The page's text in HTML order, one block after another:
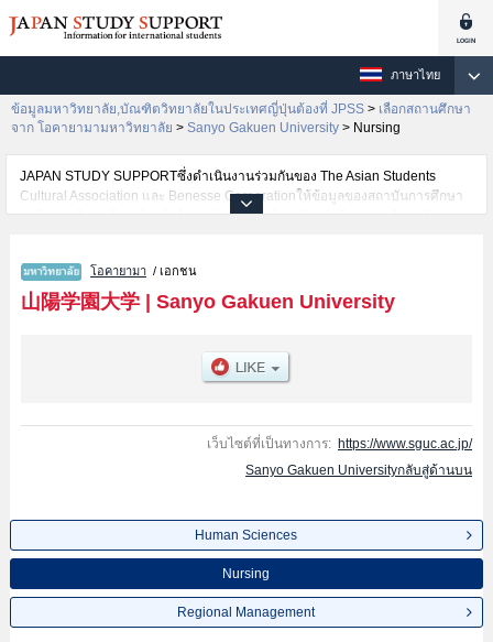
ภาษาไทย
ข้อมูลมหาวิทยาลัย,บัณฑิตวิทยาลัยในประเทศญี่ปุ่นต้องที่ JPSS > เลือกสถานศึกษา
จาก โอคายามามหาวิทยาลัย > Sanyo Gakuen University > Nursing
JAPAN STUDY SUPPORTซึ่งดำเนินงานร่วมกันของ The Asian Students
Cultural Association และ Benesse Corporationให้ข้อมูลของสถาบันการศึกษา
ระดับมหาวิทยาลัย・บัณฑิตวิทยาลัย・วิทยาลัยระดับอนุปริญญา・วิทยาลัย
นักศึกษาต่างชาติเช่นข้อมูลของแต่ละคณะ,ข้อมูลการสอบคัดเลือกเข้าศึกษาเช่น
จำนวนคนที่รับสมัครหรือจำนวนคนที่ผ่านการสอบคัดเลือกเป็นต้น,แนะนำสถาน
ที่,การเดินทางเป็นต้นไว้ด้วยดังนั้นขอเชิญใช้บริการค้นหาข้อมูลตามอัธยาศัย
โอคายามา / เอกชน
山陽学園大学| Sanyo Gakuen University
เว็บไซต์ที่เป็นทางการ: https://www.sguc.ac.jp/
Sanyo Gakuen Universityกลับสู่ด้านบน
Human Sciences
Nursing
Regional Management